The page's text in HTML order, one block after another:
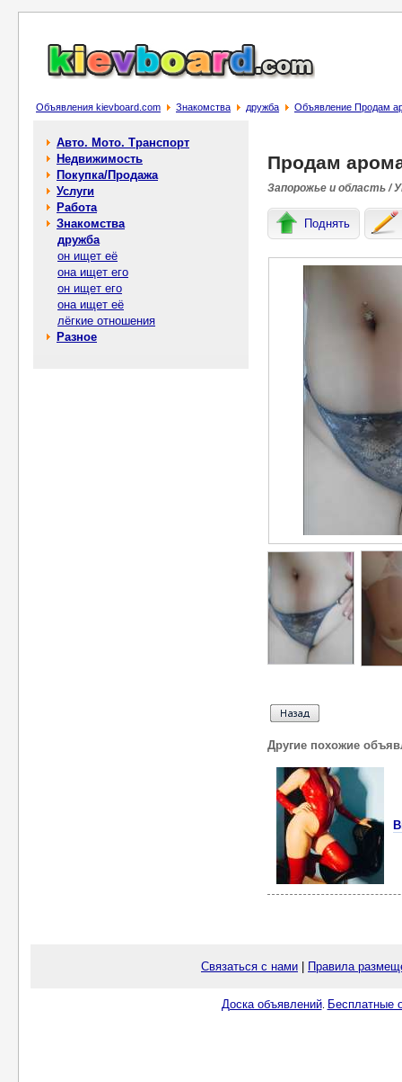
Объявления kievboard.com Знакомства дружба Объявление Продам
Авто. Мото. Транспорт
Недвижимость
Покупка/Продажа
Услуги
Работа
Знакомства
дружба
он ищет её
она ищет его
он ищет его
она ищет её
лёгкие отношения
Разное
Продам
Запорожье и область /
Поднять
Другие похожие
Связаться с нами Правила
Доска объявлений. Бесплатные